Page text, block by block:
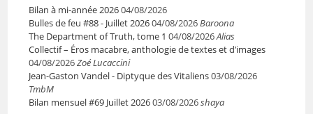
Bilan à mi-année 202604/08/2026
Bulles de feu #88 - Juillet 202604/08/2026Baroona
The Department of Truth, tome 1 04/08/2026Alias
Collectif – Éros macabre, anthologie de textes et d’images
04/08/2026Zoé Lucaccini
Jean-Gaston Vandel - Diptyque des Vitaliens03/08/2026
TmbM
Bilan mensuel #69 Juillet 202603/08/2026shaya